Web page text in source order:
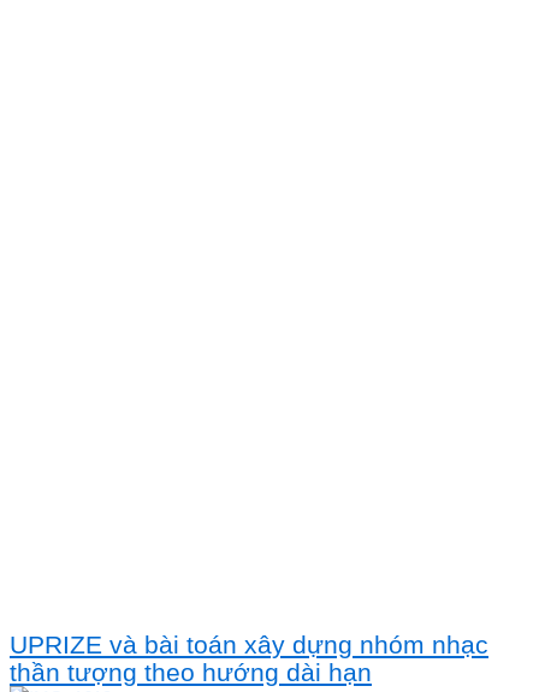
UPRIZE và bài toán xây dựng nhóm nhạc
thần tượng theo hướng dài hạn